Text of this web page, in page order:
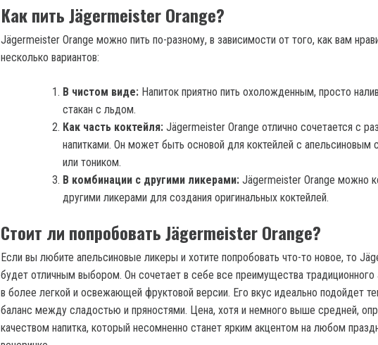
Как пить Jägermeister Orange?
Jägermeister Orange можно пить по-разному, в зависимости от того, как вам
несколько вариантов:
В чистом виде: Напиток приятно пить охоложденным, просто
стакан с льдом.
Как часть коктейля: Jägermeister Orange отлично сочетается с
напитками. Он может быть основой для коктейлей с апельсиновым
или тоником.
В комбинации с другими ликерами: Jägermeister Orange можно
другими ликерами для создания оригинальных коктейлей.
Стоит ли попробовать Jägermeister Orange?
Если вы любите апельсиновые ликеры и хотите попробовать что-то новое, то
будет отличным выбором. Он сочетает в себе все преимущества
в более легкой и освежающей фруктовой версии. Его вкус идеально подойдет
баланс между сладостью и пряностями. Цена, хотя и немного выше средней,
качеством напитка, который несомненно станет ярким акцентом на любом